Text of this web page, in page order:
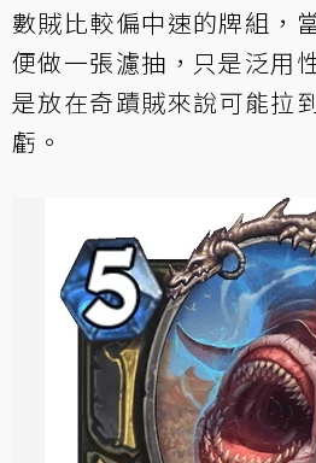
數賊比較偏中速的牌組，
便做一張濾抽，只是泛用
是放在奇蹟賊來說可能拉
虧。